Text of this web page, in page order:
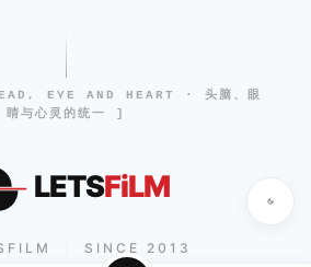
EYE AND HEART · 头脑、眼
睛与心灵的统一 ]
LETSFiLM
SINCE 2013